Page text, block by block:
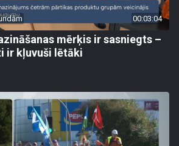
00:03:04
mērķis ir sasniegts –
ir kļuvuši lētāki